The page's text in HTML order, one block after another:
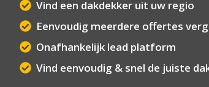
Vind een dakdekker uit uw regio
Eenvoudig meerdere offertes
Onafhankelijk lead platform
Vind eenvoudig & snel de juiste